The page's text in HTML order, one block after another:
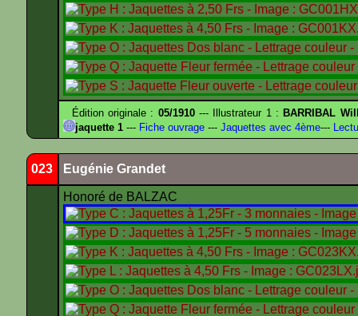
Édition originale : 05/1910--- Illustrateur 1 : BARRIBAL
jaquette 1 --- Fiche ouvrage --- Jaquettes avec 4ème---
023 Eugénie Grandet
Honoré de BALZAC